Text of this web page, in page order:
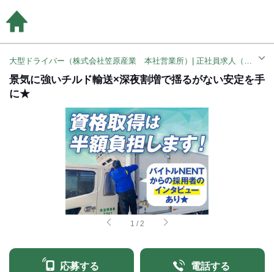
大型ドライバー（株式会社笠原産業 本社営業所）| 正社員求人（金谷駅）
景気に強いチルド輸送×深夜割増で揺るがない安定を手
に★
1 /2
応募する 電話する